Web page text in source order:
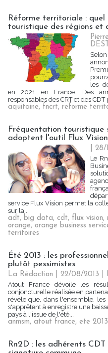
Réforme territoriale :
touristique des régions et
les
en 2021 en France. Des
responsables des CRT et des CDT
aquitaine, fncrt, reforme
Fréquentation touristique
adoptent l'outil Flux Vision
| 28/
Le
service Flux Vision permet la
sur la...
adt, big data, cdt, flux vision,
orange, orange business
territoires
Été 2013 : les
plutôt pessimistes
La Rédaction | 22/08/2013
Atout France dévoile les
conjoncturelle réalisée en
révèle que, dans l'ensemble,
s'apprêtent à enregistre une
pays à l'issue de l'été...
anmsm, atout france, ete 2013
Rn2D : les adhérents